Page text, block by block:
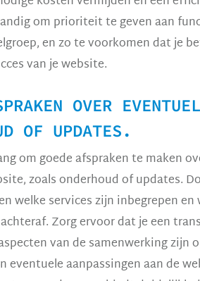
om prioriteit te geven aan
en zo te voorkomen dat je
van je website.
OVER
OF UPDATES.
om goede afspraken te maken
zoals onderhoud of updates.
welke services zijn inbegrepen
Zorg ervoor dat je een
van de samenwerking zijn
aanpassingen aan de